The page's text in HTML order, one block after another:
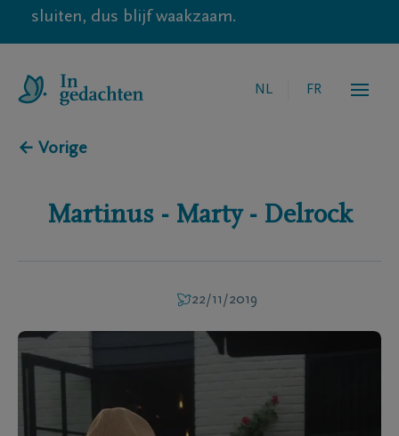
sluiten, dus blijf waakzaam.
NL FR
← Vorige
Martinus - Marty - Delrock
22/11/2019